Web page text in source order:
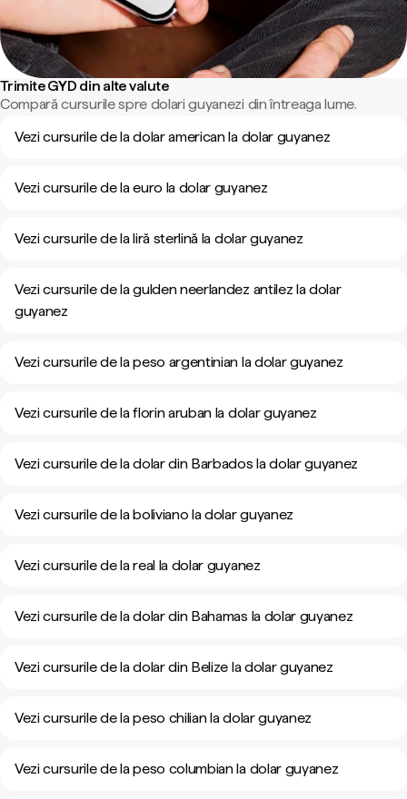
Trimite GYD din alte valute
Compară cursurile spre dolari guyanezi din întreaga lume.
Vezi cursurile de la dolar american la dolar guyanez
Vezi cursurile de la euro la dolar guyanez
Vezi cursurile de la liră sterlină la dolar guyanez
Vezi cursurile de la gulden neerlandez antilez la dolar
guyanez
Vezi cursurile de la peso argentinian la dolar guyanez
Vezi cursurile de la florin aruban la dolar guyanez
Vezi cursurile de la dolar din Barbados la dolar guyanez
Vezi cursurile de la boliviano la dolar guyanez
Vezi cursurile de la real la dolar guyanez
Vezi cursurile de la dolar din Bahamas la dolar guyanez
Vezi cursurile de la dolar din Belize la dolar guyanez
Vezi cursurile de la peso chilian la dolar guyanez
Vezi cursurile de la peso columbian la dolar guyanez